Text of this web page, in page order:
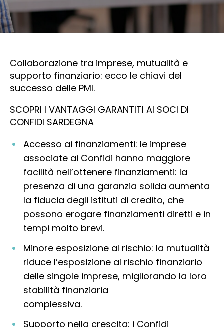
Collaborazione tra imprese, mutualità e
supporto finanziario: ecco le chiavi del
successo delle PMI.
SCOPRI I VANTAGGI GARANTITI AI SOCI DI
CONFIDI SARDEGNA
Accesso ai finanziamenti: le imprese
associate ai Confidi hanno maggiore
facilità nell’ottenere finanziamenti: la
presenza di una garanzia solida aumenta
la fiducia degli istituti di credito, che
possono erogare finanziamenti diretti e in
tempi molto brevi.
Minore esposizione al rischio: la mutualità
riduce l’esposizione al rischio finanziario
delle singole imprese, migliorando la loro
stabilità finanziaria
complessiva.
Supporto nella crescita: i Confidi